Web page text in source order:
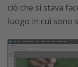
ciò che si stava
luogo in cui sono